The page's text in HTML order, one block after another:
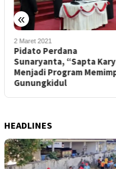
«
2 Maret 2021
Pidato Perdana
Sunaryanta, “Sapta
Menjadi Program
Gunungkidul
HEADLINES